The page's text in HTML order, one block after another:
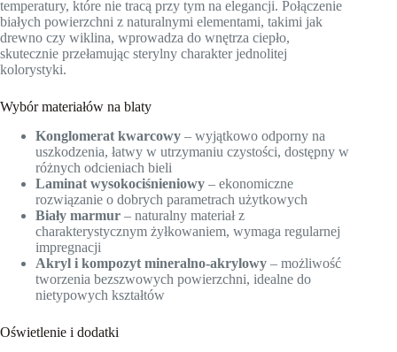
temperatury, które nie tracą przy tym na elegancji. Połączenie
białych powierzchni z naturalnymi elementami, takimi jak
drewno czy wiklina, wprowadza do wnętrza ciepło,
skutecznie przełamując sterylny charakter jednolitej
kolorystyki.
Wybór materiałów na blaty
Konglomerat kwarcowy – wyjątkowo odporny na
uszkodzenia, łatwy w utrzymaniu czystości, dostępny w
różnych odcieniach bieli
Laminat wysokociśnieniowy – ekonomiczne
rozwiązanie o dobrych parametrach użytkowych
Biały marmur – naturalny materiał z
charakterystycznym żyłkowaniem, wymaga regularnej
impregnacji
Akryl i kompozyt mineralno-akrylowy – możliwość
tworzenia bezszwowych powierzchni, idealne do
nietypowych kształtów
Oświetlenie i dodatki